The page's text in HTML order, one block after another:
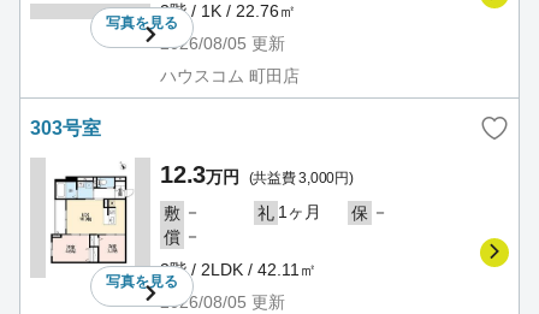
写真を見る
3階 / 1K / 22.76㎡
2026/08/05 更新
ハウスコム 町田店
303号室
写真を見る
12.3万円 (共益費 3,000円)
敷 － 礼 1ヶ月 保 －
償 －
3階 / 2LDK / 42.11㎡
2026/08/05 更新